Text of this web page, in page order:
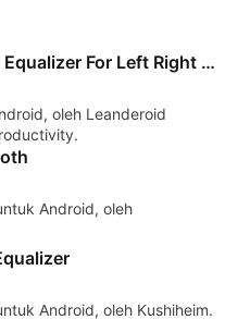
SpotEQ31 - 31 Band Equalizer For Left Right Side
oleh Leanderoid
Android, oleh
Android, oleh Kushiheim.